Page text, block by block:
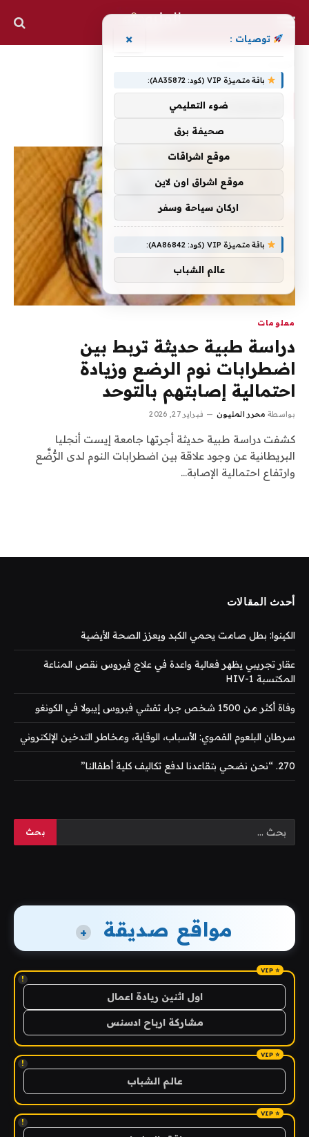
اضطرابات
معلومات
دراسة طبية حديثة تربط بين
اضطرابات نوم الرضع وزيادة
احتمالية إصابتهم بالتوحد
بواسطة محرر المليون فبراير 27, 2026
كشفت دراسة طبية حديثة أجرتها جامعة إيست أنجليا
البريطانية عن وجود علاقة بين اضطرابات النوم لدى الرُّضَّع
وارتفاع احتمالية الإصابة…
أحدث المقالات
الكينوا: بطل صامت يحمي الكبد ويعزز الصحة الأيضية
عقار تجريبي يظهر فعالية واعدة في علاج فيروس نقص المناعة
المكتسبة HIV-1
وفاة أكثر من 1500 شخص جراء تفشي فيروس إيبولا في الكونغو
سرطان البلعوم الفموي: الأسباب، الوقاية، ومخاطر التدخين الإلكتروني
270. “نحن نضحي بتقاعدنا لدفع تكاليف كلية أطفالنا”
مواقع صديقة +
!
اول اثنين ريادة اعمال
مشاركة ارباح ادسنس
!
عالم الشباب
!
توصيات : ×
باقة متميزة VIP (كود: AA35872):
ضوء التعليمي
صحيفة برق
موقع اشراقات
موقع اشراق اون لاين
اركان سياحة وسفر
باقة متميزة VIP (كود: AA86842):
عالم الشباب